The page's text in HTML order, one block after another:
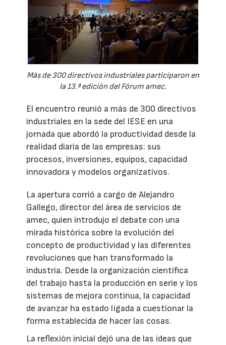
Más de 300 directivos industriales participaron en
la 13.ª edición del Fórum amec.
El encuentro reunió a más de 300 directivos
industriales en la sede del IESE en una
jornada que abordó la productividad desde la
realidad diaria de las empresas: sus
procesos, inversiones, equipos, capacidad
innovadora y modelos organizativos.
La apertura corrió a cargo de Alejandro
Gallego, director del área de servicios de
amec, quien introdujo el debate con una
mirada histórica sobre la evolución del
concepto de productividad y las diferentes
revoluciones que han transformado la
industria. Desde la organización científica
del trabajo hasta la producción en serie y los
sistemas de mejora continua, la capacidad
de avanzar ha estado ligada a cuestionar la
forma establecida de hacer las cosas.
La reflexión inicial dejó una de las ideas que